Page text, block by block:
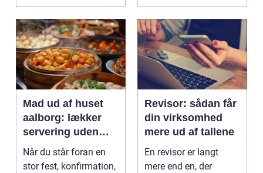
Mad ud af huset
aalborg: lækker
servering uden
stress
Når du står foran en
stor fest, konfirmation,
Revisor: sådan får
din virksomhed
mere ud af tallene
En revisor er langt
mere end en, der